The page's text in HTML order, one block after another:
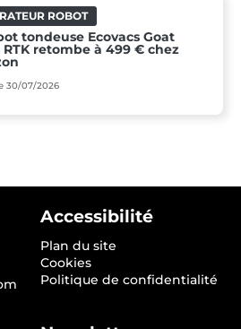
ROBOT
tondeuse Ecovacs Goat
RTK retombe à 499 € chez
30/07/2026
Accessibilité
Plan du site
Cookies
Politique de confidentialité